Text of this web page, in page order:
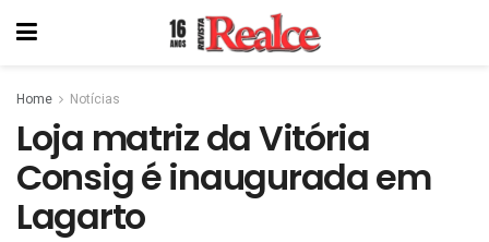
Home Notícias
Loja matriz da Vitória
Consig é inaugurada em
Lagarto